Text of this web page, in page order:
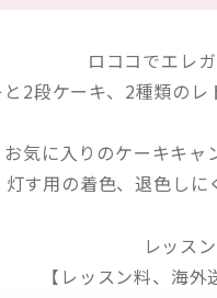
ロココでエレ
2段ケーキ、2種類のレ
お気に入りのケーキキャ
す用の着色、退色しに
レッス
【レッスン料、海